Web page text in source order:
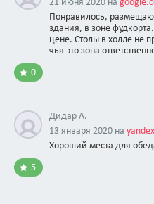
Понравилось,
здания, в зоне
цене. Столы в холле не
чья это зона
0
Дидар А.
13 января 2020 на
Хороший места для
5